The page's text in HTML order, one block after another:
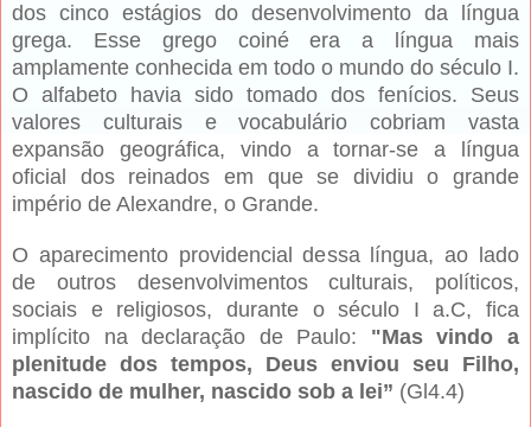
dos cinco estágios do desenvolvimento da língua
grega. Esse grego coiné era a língua mais
amplamente conhecida em todo o mundo do século I.
O alfabeto havia sido tomado dos fenícios. Seus
valores culturais e vocabulário cobriam vasta
expansão geográfica, vindo a tornar-se a língua
oficial dos reinados em que se dividiu o grande
império de Alexandre, o Grande.
O aparecimento providencial dessa língua, ao lado
de outros desenvolvimentos culturais, políticos,
sociais e religiosos, durante o século I a.C, fica
implícito na declaração de Paulo: "Mas vindo a
plenitude dos tempos, Deus enviou seu Filho,
nascido de mulher, nascido sob a lei” (Gl4.4)